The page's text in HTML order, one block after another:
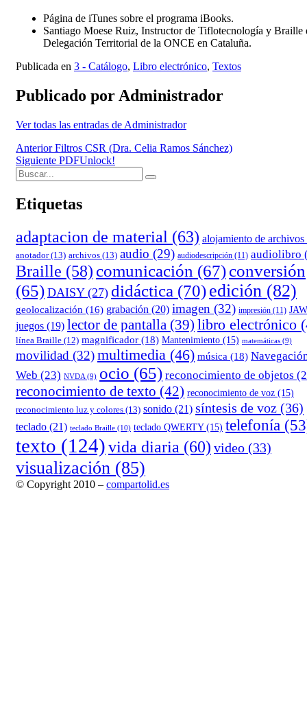
Página de iTunes sobre el programa iBooks.
Santiago Moese Ruiz, Instructor de Tiflotecnología y Braille
Delegación Territorial de la ONCE en Cataluña.
Publicada en 3 - Catálogo, Libro electrónico, Textos
Publicado por Administrador
Ver todas las entradas de Administrador
Navegación
de
entradas
Anterior Filtros CSR (Dra. Celia Ramos Sánchez)
Siguiente PDFUnlock!
Buscar:
Buscar
Etiquetas
adaptacion de material (63) alojamiento de archivos
anotador(13) archivos (13) audio (29) audiodescripción (11) audiolibro
Braille (58) comunicación (67)conversión
(65) DAISY(27) didáctica (70)edición (82)
geolocalización (16) grabación (20) imagen (32) impresión (11)
juegos (19) lector de pantalla (39) libro electrónico
línea Braille (12) magnificador (18) Mantenimiento (15) matemáticas (9)
movilidad (32)multimedia (46) música (18)
Web (23) NVDA (9) ocio (65) reconocimiento de objetos
reconocimiento de texto (42) reconocimiento de voz (15)
reconocimiento luz y colores (13) sonido (21) síntesis de voz (36)
teclado (21) teclado Braille (10) teclado QWERTY(15) telefonía
texto (124)vida diaria (60) video (33)
visualización (85)
© Copyright 2010 – compartolid.es